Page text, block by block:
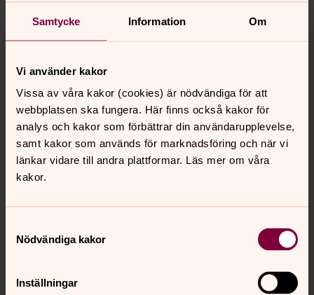
Samtycke Information Om
Vi använder kakor
Vissa av våra kakor (cookies) är nödvändiga för att
webbplatsen ska fungera. Här finns också kakor för
analys och kakor som förbättrar din användarupplevelse,
samt kakor som används för marknadsföring och när vi
länkar vidare till andra plattformar. Läs mer om våra
kakor.
Nödvändiga kakor
Inställningar
Tillbaka till toppen
Tillbaka till innehållet
Kontakt
Kalender
Hitta snabbt